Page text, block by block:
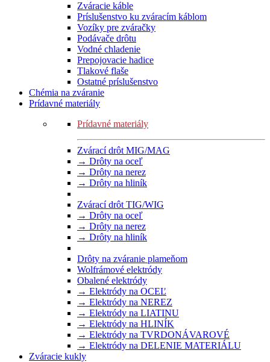
Zváracie káble
Príslušenstvo ku zváracím káblom
Vozíky pre zváračky
Podávače drôtu
Vodné chladenie
Prepojovacie hadice
Tlakové flaše
Ostatné príslušenstvo
Chémia na zváranie
Prídavné materiály
Prídavné materiály
Zvárací drôt MIG/MAG
→ Drôty na oceľ
→ Drôty na nerez
→ Drôty na hliník
Zvárací drôt TIG/WIG
→ Drôty na oceľ
→ Drôty na nerez
→ Drôty na hliník
Drôty na zváranie plameňom
Wolfrámové elektródy
Obalené elektródy
→ Elektródy na OCEĽ
→ Elektródy na NEREZ
→ Elektródy na LIATINU
→ Elektródy na HLINÍK
→ Elektródy na TVRDONÁVAROVÉ
→ Elektródy na DELENIE MATERIÁLU
Zváracie kukly